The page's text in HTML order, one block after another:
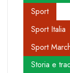
Sport
Sport Italia
Sport
Storia e